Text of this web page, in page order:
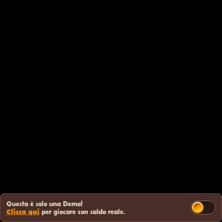
Questa è solo una Demo!
Clicca qui per giocare con saldo reale.